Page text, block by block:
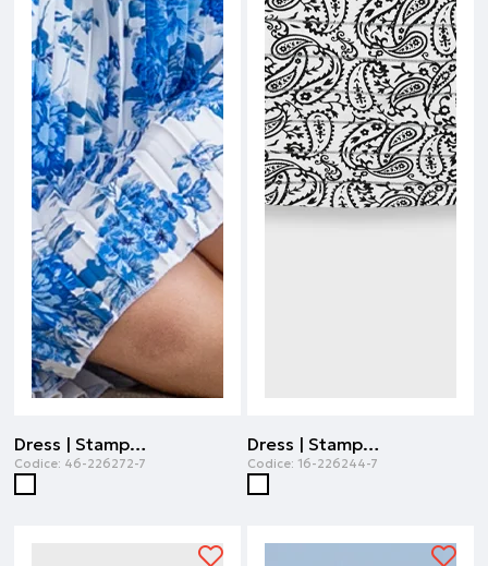
Dress | Stampa all over
Codice: 46-226272-7
Dress | Stampa all over
Codice: 16-226244-7